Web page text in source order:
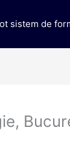
sistem de